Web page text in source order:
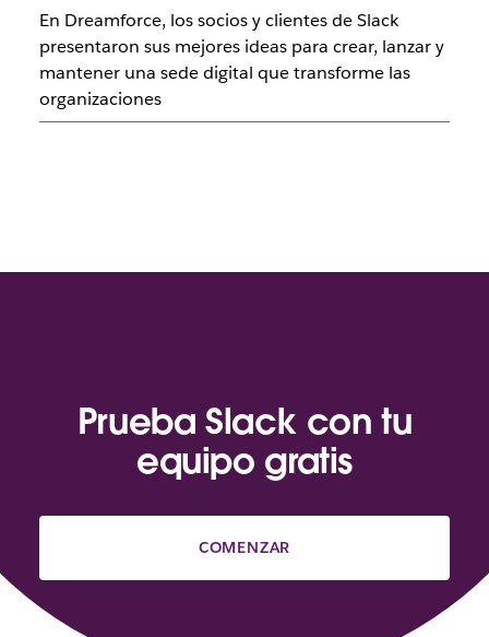
En Dreamforce, los socios y clientes de Slack
presentaron sus mejores ideas para crear, lanzar y
mantener una sede digital que transforme las
organizaciones
Prueba Slack con tu
equipo gratis
COMENZAR